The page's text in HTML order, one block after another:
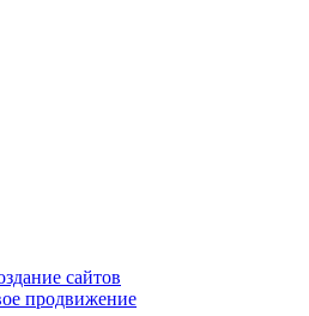
сайтов
продвижение